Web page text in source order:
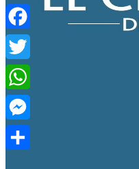
Facebook
Twitter
WhatsApp
Messenger